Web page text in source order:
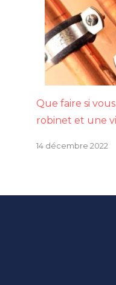
Que faire si
robinet et une
14 décembre 2022